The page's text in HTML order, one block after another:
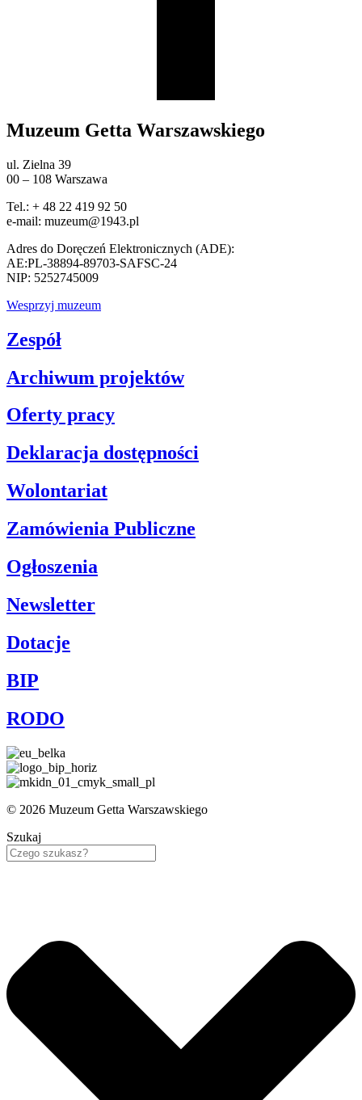
Muzeum Getta Warszawskiego
ul. Zielna 39
00 – 108 Warszawa
Tel.: + 48 22 419 92 50
e-mail: muzeum@1943.pl
Adres do Doręczeń Elektronicznych (ADE):
AE:PL-38894-89703-SAFSC-24
NIP: 5252745009
Wesprzyj muzeum
Zespół
Archiwum projektów
Oferty pracy
Deklaracja dostępności
Wolontariat
Zamówienia Publiczne
Ogłoszenia
Newsletter
Dotacje
BIP
RODO
© 2026 Muzeum Getta Warszawskiego
Szukaj